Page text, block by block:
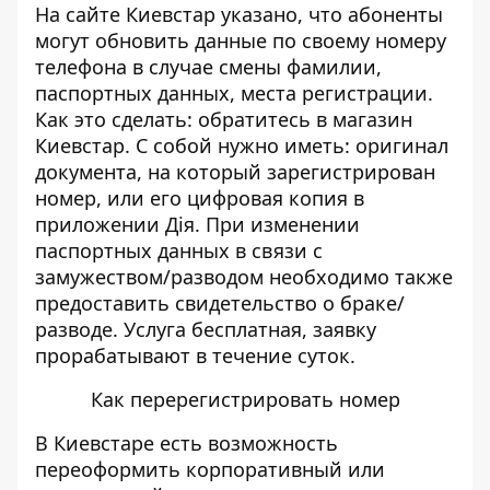
На сайте Киевстар указано, что абоненты
могут обновить данные по своему номеру
телефона в случае смены фамилии,
паспортных данных, места регистрации.
Как это сделать: обратитесь в магазин
Киевстар. С собой нужно иметь: оригинал
документа, на который зарегистрирован
номер, или его цифровая копия в
приложении Дія. При изменении
паспортных данных в связи с
замужеством/разводом необходимо также
предоставить свидетельство о браке/
разводе. Услуга бесплатная, заявку
прорабатывают в течение суток.
Как перерегистрировать номер
В Киевстаре есть возможность
переоформить корпоративный или